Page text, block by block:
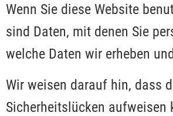
Wenn Sie diese Website
sind Daten, mit denen Sie
welche Daten wir erheben
Wir weisen darauf hin, dass
Sicherheitslücken